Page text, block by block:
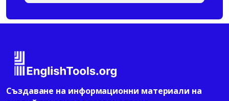
Създаване на информационни материали на